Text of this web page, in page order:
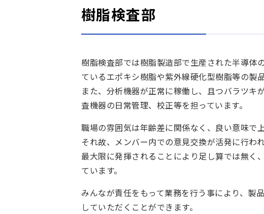
樹脂検査部
樹脂検査部では樹脂製造部で生産された半導体
ているエポキシ樹脂や紫外線硬化型樹脂等の製
また、分析機器が正常に稼働し、且つバラツキ
査機器の日常管理、校正等を担っています。
職場の雰囲気は年齢差に関係なく、良い意味で
それ故、メンバー内での意見交換が活発に行わ
最大限に発揮されることにより足し算では無く
ています。
みんなが責任をもって業務を行う事により、製
していただくことができます。